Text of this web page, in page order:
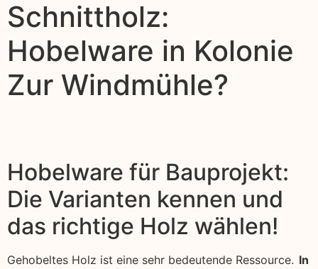
Schnittholz:
Hobelware in Kolonie
Zur Windmühle?
Hobelware für Bauprojekt:
Die Varianten kennen und
das richtige Holz wählen!
Gehobeltes Holz ist eine sehr bedeutende Ressource. In